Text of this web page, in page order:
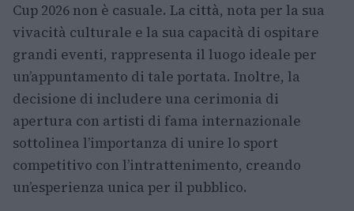
Cup 2026 non è casuale. La città, nota per la sua
vivacità culturale e la sua capacità di ospitare
grandi eventi, rappresenta il luogo ideale per
un’appuntamento di tale portata. Inoltre, la
decisione di includere una cerimonia di
apertura con artisti di fama internazionale
sottolinea l’importanza di unire lo sport
competitivo con l’intrattenimento, creando
un’esperienza unica per il pubblico.